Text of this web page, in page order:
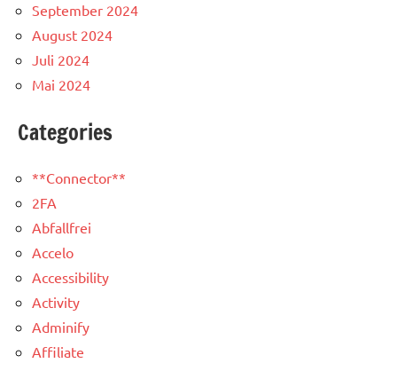
September 2024
August 2024
Juli 2024
Mai 2024
Categories
**Connector**
2FA
Abfallfrei
Accelo
Accessibility
Activity
Adminify
Affiliate